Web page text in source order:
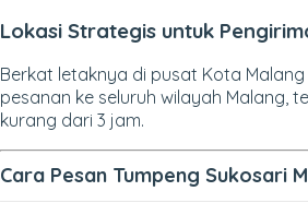
Lokasi Strategis untuk
Berkat letaknya di pusat Kota Malang
pesanan ke seluruh wilayah Malang,
kurang dari 3 jam.
Cara Pesan Tumpeng Sukosari